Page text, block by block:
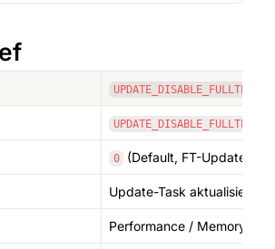
UPDATE_DISABLE_FULLTEXT
UPDATE_DISABLE_FULLTEXT=1
0 (Default, FT-Updates
Update-Task aktualisiert
Performance / Memory